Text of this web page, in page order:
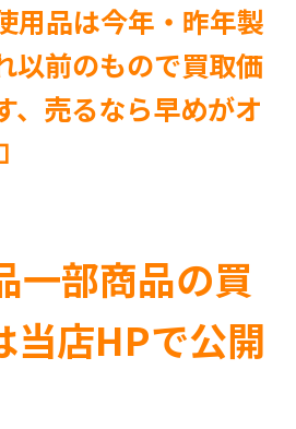
用品は今年・昨年製
以前のもので買取価
、売るなら早めがオ
一部商品の買
当店HPで公開